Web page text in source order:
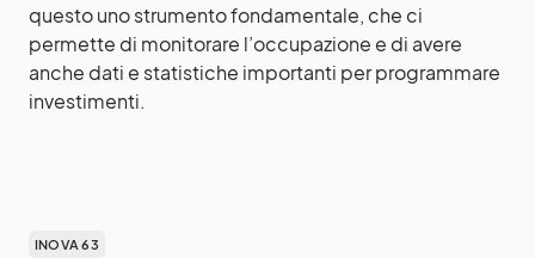
questo uno strumento fondamentale, che ci
permette di monitorare l’occupazione e di avere
anche dati e statistiche importanti per programmare
investimenti.
INOVA 63